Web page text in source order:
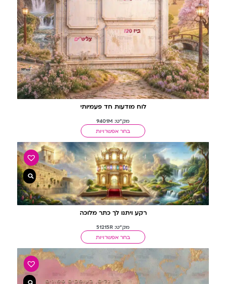
לוח מודעות חד פעמיותי
מק"ט: 9401M
בחר אפשרויות
רקע ויתנו לך כתר מלוכה
מק"ט: 51215R
בחר אפשרויות